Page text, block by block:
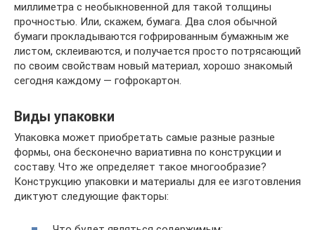
миллиметра с необыкновенной для такой толщины
прочностью. Или, скажем, бумага. Два слоя обычной
бумаги прокладываются гофрированным бумажным же
листом, склеиваются, и получается просто потрясающий
по своим свойствам новый материал, хорошо знакомый
сегодня каждому — гофрокартон.
Виды упаковки
Упаковка может приобретать самые разные разные
формы, она бесконечно вариативна по конструкции и
составу. Что же определяет такое многообразие?
Конструкцию упаковки и материалы для ее изготовления
диктуют следующие факторы: